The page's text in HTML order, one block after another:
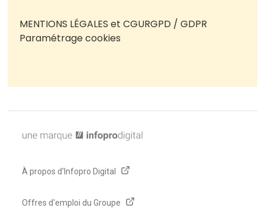
MENTIONS LÉGALES et CGURGPD / GDPR
Paramétrage cookies